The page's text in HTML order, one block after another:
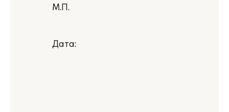
М.П.
Дата: